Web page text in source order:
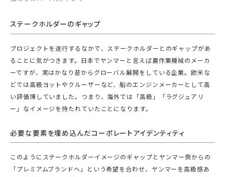
ステークホルダーのギャップ
プロジェクトを遂行するなかで、ステークホルダーとのギャップがあ
ることに気がつきます。日本でヤンマーと言えば農作業機械のメーカ
ーですが、実はかなり昔からグローバル展開をしている企業。欧米な
どでは高級ヨットやクルーザーなど、船のエンジンメーカーとして高
い評価博していました。つまり、海外では「高級」「ラグジュアリ
ー」なイメージを持たれていたことになります。
必要な要素を埋め込んだコーポレートアイデンティティ
このようにステークホルダーイメージのギャップとヤンマー側からの
「プレミアムブランドへ」という希望を合わせ、ヤンマーを高級感あ